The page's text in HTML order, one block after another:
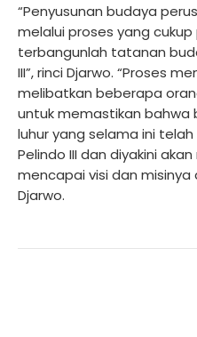
“Penyusunan budaya
melalui proses yang
terbangunlah tatanan
III”, rinci Djarwo. “Proses
melibatkan beberapa
untuk memastikan bahwa
luhur yang selama ini
Pelindo III dan diyakini
mencapai visi dan misinya
Djarwo.